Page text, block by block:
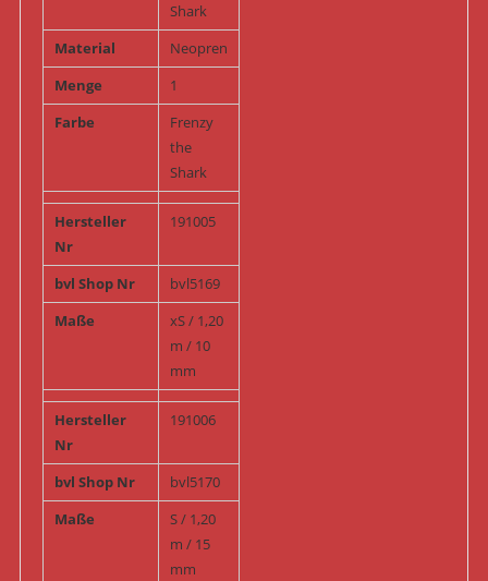
Shark
Material
Neopren
Menge
1
Farbe
Frenzy
the
Shark
Hersteller
Nr
191005
bvl Shop Nr
bvl5169
Maße
xS / 1,20
m / 10
mm
Hersteller
Nr
191006
bvl Shop Nr
bvl5170
Maße
S / 1,20
m / 15
mm